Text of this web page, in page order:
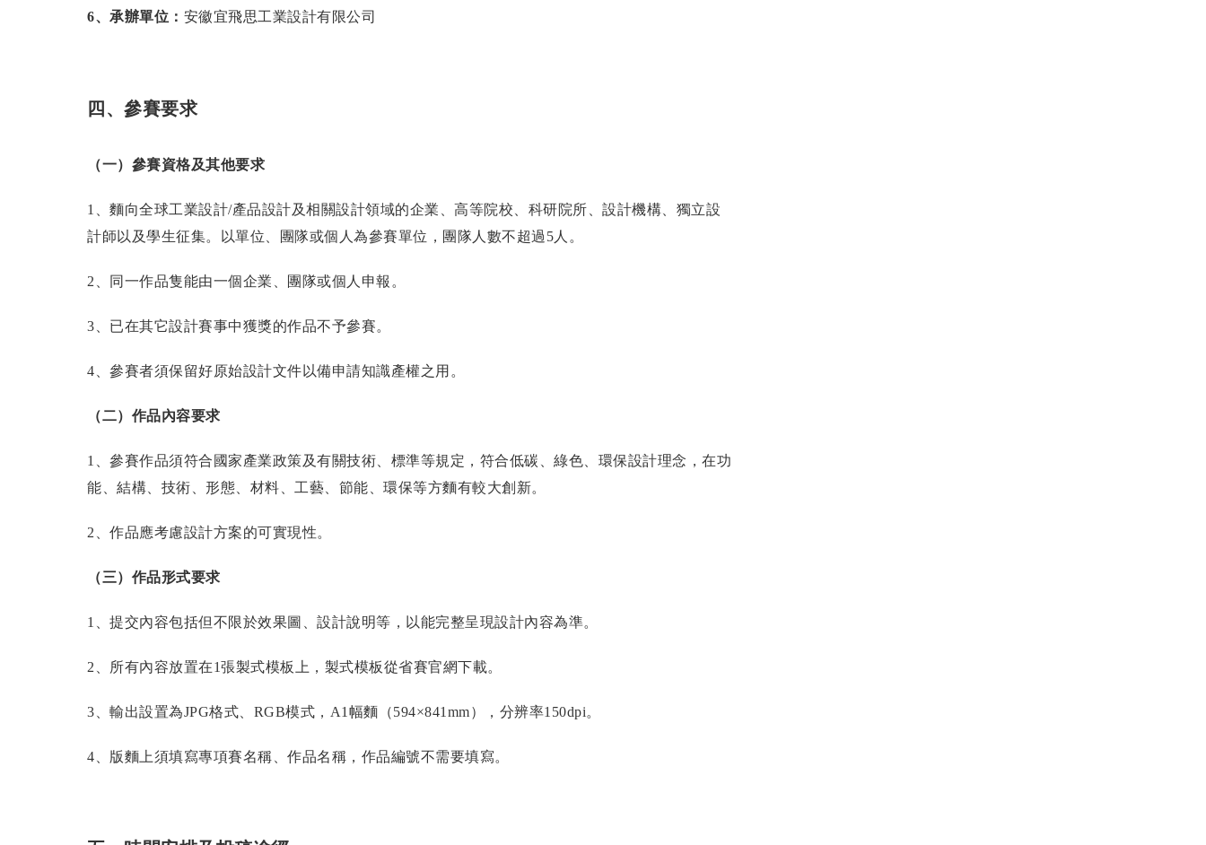
6、承辦單位： 安徽宜飛思工業設計有限公司
四、參賽要求
（一）參賽資格及其他要求
1、麵向全球工業設計/產品設計及相關設計領域的企業、高等院校、科研院所、設計機構、獨立設
計師以及學生征集。以單位、團隊或個人為參賽單位，團隊人數不超過5人。
2、同一作品隻能由一個企業、團隊或個人申報。
3、已在其它設計賽事中獲獎的作品不予參賽。
4、參賽者須保留好原始設計文件以備申請知識產權之用。
（二）作品內容要求
1、參賽作品須符合國家產業政策及有關技術、標準等規定，符合低碳、綠色、環保設計理念，在功
能、結構、技術、形態、材料、工藝、節能、環保等方麵有較大創新。
2、作品應考慮設計方案的可實現性。
（三）作品形式要求
1、提交內容包括但不限於效果圖、設計說明等，以能完整呈現設計內容為準。
2、所有內容放置在1張製式模板上，製式模板從省賽官網下載。
3、輸出設置為JPG格式、RGB模式，A1幅麵（594×841mm），分辨率150dpi。
4、版麵上須填寫專項賽名稱、作品名稱，作品編號不需要填寫。